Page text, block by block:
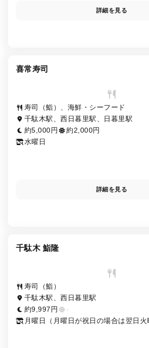
詳細を見る
喜常寿司
寿司（鮨）、海鮮・シーフード
千駄木駅、西日暮里駅、日暮里駅
約5,000円
約2,000円
水曜日
詳細を見る
千駄木 鮨隆
寿司（鮨）
千駄木駅、西日暮里駅
約9,997円
-
月曜日（月曜日が祝日の場合は翌日